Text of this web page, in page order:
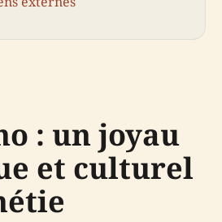
: un joyau
et culturel